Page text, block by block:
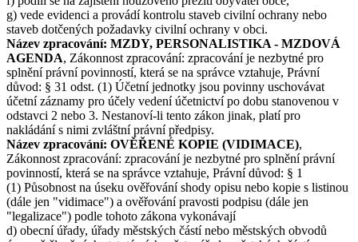
g) vede evidenci a provádí kontrolu staveb civilní ochrany nebo
staveb dotčených požadavky civilní ochrany v obci.
Název zpracování: MZDY, PERSONALISTIKA - MZDOVÁ
AGENDA, Zákonnost zpracování: zpracování je nezbytné pro
splnění právní povinností, která se na správce vztahuje, Právní
důvod: § 31 odst. (1) Účetní jednotky jsou povinny uschovávat
účetní záznamy pro účely vedení účetnictví po dobu stanovenou v
odstavci 2 nebo 3. Nestanoví-li tento zákon jinak, platí pro
nakládání s nimi zvláštní právní předpisy.
Název zpracování: OVĚŘENÉ KOPIE (VIDIMACE),
Zákonnost zpracování: zpracování je nezbytné pro splnění právní
povinností, která se na správce vztahuje, Právní důvod: § 1
(1) Působnost na úseku ověřování shody opisu nebo kopie s listinou
(dále jen "vidimace") a ověřování pravosti podpisu (dále jen
"legalizace") podle tohoto zákona vykonávají
d) obecní úřady, úřady městských částí nebo městských obvodů